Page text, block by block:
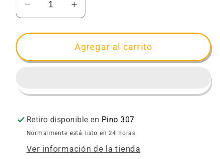
Reducir
cantidad
para
Señalamiento
Cuarto
Aumentar
cantidad
para
Señalamiento
Cuarto
Agregar al carrito
Retiro disponible en Pino 307
Normalmente está listo en 24 horas
Ver información de la tienda